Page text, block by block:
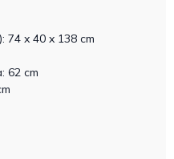
74 x 40 x 138 cm
62 cm